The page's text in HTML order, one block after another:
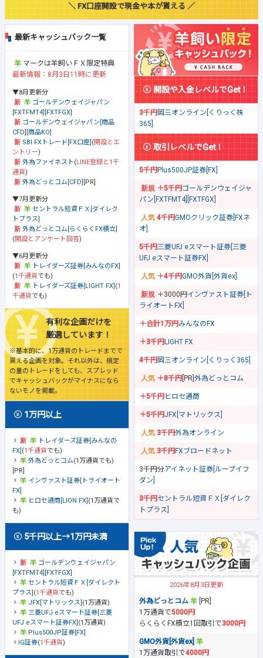
＼ FX口座開設で現金や本が貰える ／
最新キャッシュバック一覧
マークは羊飼いＦＸ限定特典
最新情報：8月3日11時に更新
▼8月更新分
ゴールデンウェイジャパン
[FXTFMT4][FXTFGX]
ゴールデンウェイジャパン[商品
CFD][商品KO]
SBI FXトレード[FX口座] (開設とエ
ントリー)
外為ファイネスト(LINE登録と1千
通貨)
外為どっとコム[CFD]
[PR]
▼7月更新分
セントラル短資ＦＸ[ダイレク
トプラス]
外為どっとコム[らくらくFX積立]
(開設とアンケート回答)
▼6月更新分
トレイダーズ証券[みんなのFX]
(1千通貨でも)
トレイダーズ証券[LIGHT FX] (1
千通貨でも)
有利な企画だけを
厳選しています！
※基本的に、1万通貨のトレードまでで
貰える企画を対象。それ以外は、規定
の量のトレードをしても、スプレッド
でキャッシュバックがマイナスになら
ないモノを掲載。
1万円以上
トレイダーズ証券[みんなの
FX] (1千通貨でも)
外為どっとコム(1万通貨でも)
[PR]
インヴァスト証券[トライオート
FX]
ヒロセ通商[LION FX] (1万通貨で
も)
5千円以上→1万円未満
ゴールデンウェイジャパン
[FXTFMT4][FXTFGX]
セントラル短資ＦＸ[ダイレクト
プラス] (1千通貨でも)
JFX[マトリックス] (1万通貨)
三菱UFJ eスマート証券[三菱
UFJ eスマート証券FX] (1万通貨)
Plus500JP証券[FX]
IG証券(1千通貨)
開設や入金レベルでGet！
3千円岡三オンライン[くりっく株
365]
取引レベルでGet！
5千円Plus500JP証券[FX]
＋5千円ゴールデンウェイジャ
パン[FXTFMT4][FXTFGX]
4千円GMOクリック証券[FXネ
オ]
5千円三菱UFJ eスマート証券[三菱
UFJ eスマート証券FX]
＋4千円GMO外貨[外貨ex]
＋3000円 インヴァスト証券[ト
ライオートFX]
＋合計1万円みんなのFX
＋3千円LIGHT FX
4千円岡三オンライン[くりっく365]
＋8千円 [PR] 外為どっとコム
＋5千円ヒロセ通商
＋5千円JFX[マトリックス]
3千円外為オンライン
3千円FXブロードネット
3千円分アイネット証券[ループイフ
ダン]
3千円セントラル短資ＦＸ[ダイレク
トプラス]
2026年8月3日更新
外為どっとコム
[PR]
1万通貨で5000円
らくらくFX積立1回取引で3000円
GMO外貨[外貨ex]
1万通貨取引で4000円